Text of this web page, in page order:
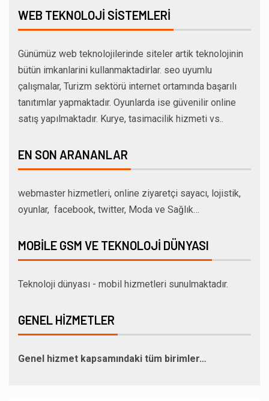
WEB TEKNOLOJI SISTEMLERI
Günümüz web teknolojilerinde siteler artik teknolojinin
bütün imkanlarini kullanmaktadirlar. seo uyumlu
çalışmalar, Turizm sektörü internet ortamında başarılı
tanıtımlar yapmaktadır. Oyunlarda ise güvenilir online
satış yapılmaktadır. Kurye, tasimacilik hizmeti vs..
EN SON ARANANLAR
webmaster hizmetleri, online ziyaretçi sayacı, lojistik,
oyunlar, facebook, twitter, Moda ve Sağlık…
MOBILE GSM VE TEKNOLOJI DÜNYASI
Teknoloji dünyası - mobil hizmetleri sunulmaktadır.
GENEL HIZMETLER
Genel hizmet kapsamındaki tüm birimler…